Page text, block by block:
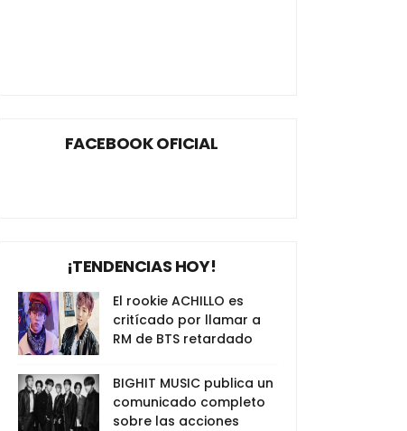
FACEBOOK OFICIAL
¡TENDENCIAS HOY!
El rookie ACHILLO es
critícado por llamar a
RM de BTS retardado
BIGHIT MUSIC publica un
comunicado completo
sobre las acciones